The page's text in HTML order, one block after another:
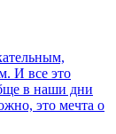
И все это
в наши дни
это мечта о